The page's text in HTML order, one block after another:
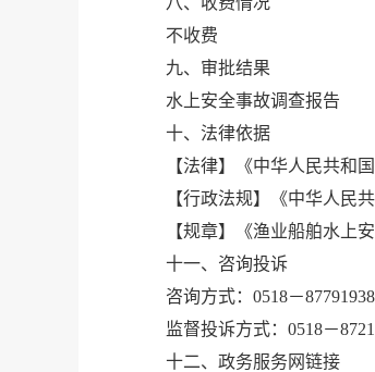
不收费
九、审批结果
水上安全事故调查报告
十、法律依据
【法律】《中华人民共和
【行政法规】《中华人民
【规章】《渔业船舶水上
十一、咨询投诉
咨询方式：0518－87791938
监督投诉方式：0518－
十二、政务服务网链接